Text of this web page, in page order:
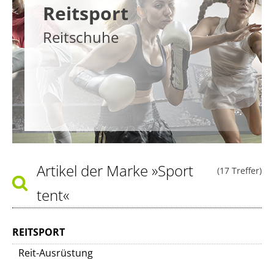
Reitsport
Reitschuhe
(17 Treffer)
Artikel der Marke »Sport
tent«
REITSPORT
Reit-Ausrüstung